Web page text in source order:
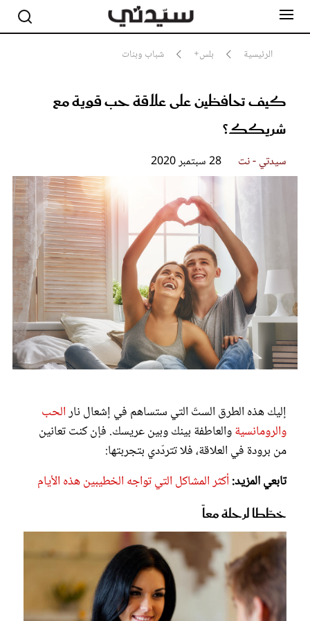
الرئيسية بلس+ شباب وبنات
كيف تحافظين على علاقة حب قوية مع
شريكك؟
سيدتي - نت 28 سبتمبر 2020
إليك هذه الطرق الستّ التي ستساهم في إشعال نارالحب
والرومانسيةوالعاطفة بينك وبين عريسك. فإن كنت تعانين
من برودة في العلاقة، فلا تتردّدي بتجربتها:
تابعي المزيد:أكثر المشاكل التي تواجه الخطيبين هذه الأيام
خطّطا لرحلة معاً
مشاهير
جمال
سيدتي وطفلك
لايف ستايل
مطبخ سيدتي
مقالات الرأي
تقارير
عروس سيدتي
غلاف رقمي